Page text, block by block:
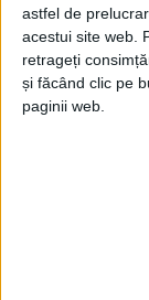
astfel de
acestui site web.
retrageți
și făcând clic pe
paginii web.